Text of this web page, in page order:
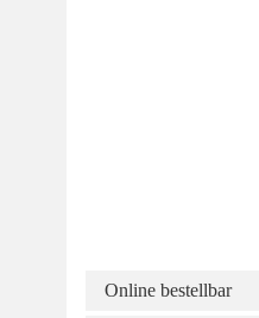
Online bestellbar